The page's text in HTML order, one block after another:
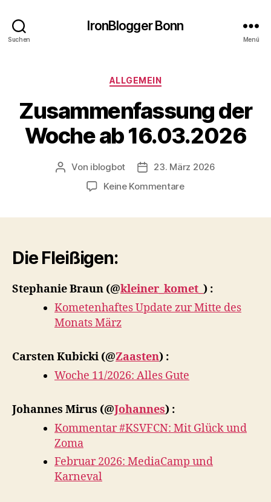
Suchen
IronBlogger Bonn
Menü
Kategorien
ALLGEMEIN
Zusammenfassung der
Woche ab 16.03.2026
Beitragsautor
Von iblogbot Veröffentlichungsdatum
23. März 2026
Keine Kommentarezu
Die Fleißigen:
Stephanie Braun (@kleiner_komet_ ) :
Kometenhaftes Update zur Mitte des
Monats März
Carsten Kubicki (@Zaasten) :
Woche 11/2026: Alles Gute
Johannes Mirus (@Johannes) :
Kommentar #KSVFCN: Mit Glück und
Zoma
Februar 2026: MediaCamp und
Karneval